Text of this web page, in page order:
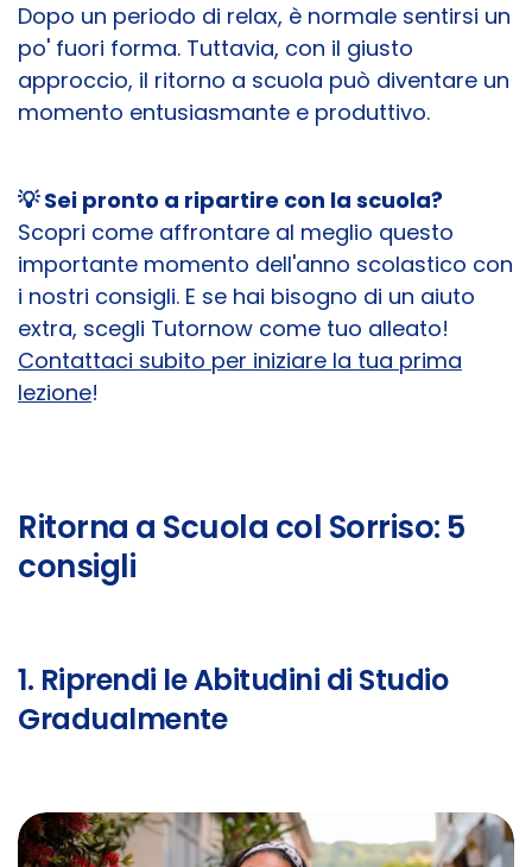
Dopo un periodo di relax, è normale sentirsi un
po' fuori forma. Tuttavia, con il giusto
approccio, il ritorno a scuola può diventare un
momento entusiasmante e produttivo.
💡 Sei pronto a ripartire con la scuola?
Scopri come affrontare al meglio questo
importante momento dell'anno scolastico con
i nostri consigli. E se hai bisogno di un aiuto
extra, scegli Tutornow come tuo alleato!
Contattaci subito per iniziare la tua prima
lezione!
Ritorna a Scuola col Sorriso: 5
consigli
1. Riprendi le Abitudini di Studio
Gradualmente